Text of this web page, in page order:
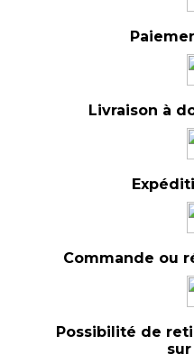
Livraison à
Commande ou
Possibilité de